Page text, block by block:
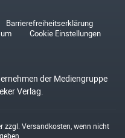
Barrierefreiheitserklärung
Cookie Einstellungen
der Mediengruppe
Verlag.
zzgl. Versandkosten , wenn nicht